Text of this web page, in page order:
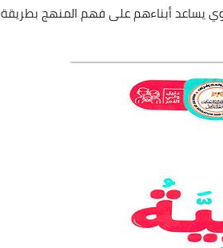
يساعد أبناءهم على فهم المنهج بطريقة